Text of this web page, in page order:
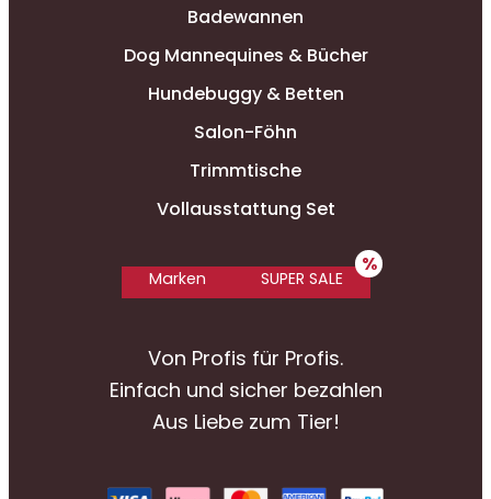
Badewannen
Dog Mannequines & Bücher
Hundebuggy & Betten
Salon-Föhn
Trimmtische
Vollausstattung Set
Marken SUPER SALE
Von Profis für Profis.
Einfach und sicher bezahlen
Aus Liebe zum Tier!